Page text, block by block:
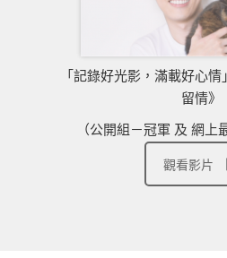
「記錄好光影，滿載好心
留情》
（公開組－冠軍 及 網上
觀看影片